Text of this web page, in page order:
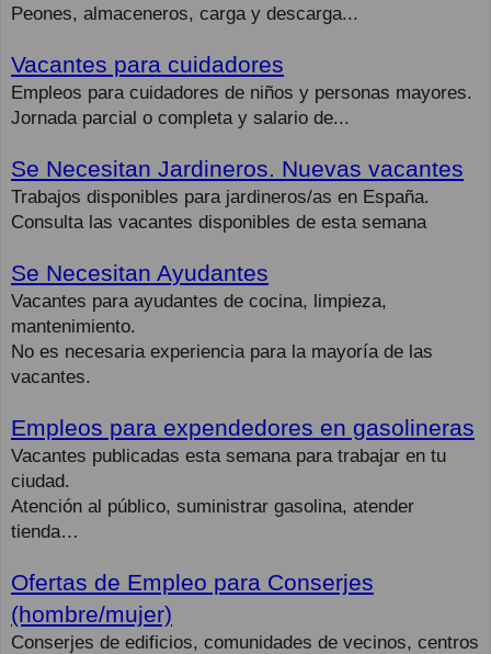
Peones, almaceneros, carga y descarga...
Vacantes para cuidadores
Empleos para cuidadores de niños y personas mayores.
Jornada parcial o completa y salario de...
Se Necesitan Jardineros. Nuevas vacantes
Trabajos disponibles para jardineros/as en España.
Consulta las vacantes disponibles de esta semana
Se Necesitan Ayudantes
Vacantes para ayudantes de cocina, limpieza,
mantenimiento.
No es necesaria experiencia para la mayoría de las
vacantes.
Empleos para expendedores en gasolineras
Vacantes publicadas esta semana para trabajar en tu
ciudad.
Atención al público, suministrar gasolina, atender
tienda…
Ofertas de Empleo para Conserjes
(hombre/mujer)
Conserjes de edificios, comunidades de vecinos, centros